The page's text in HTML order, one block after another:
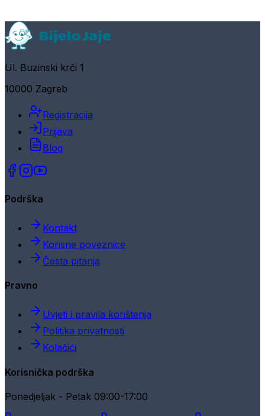
Ul. Buzinski krči 1
10000 Zagreb
Registracija
Prijava
Blog
Podrška
Kontakt
Korisne poveznice
Česta pitanja
Pravno
Uvjeti i pravila korištenja
Politika privatnosti
Kolačići
Korisnička podrška
Ponedjeljak - Petak 09:00-17:00